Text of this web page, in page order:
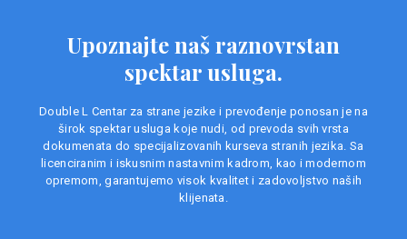
Upoznajte naš raznovrstan
spektar usluga.
Double L Centar za strane jezike i prevođenje ponosan je na
širok spektar usluga koje nudi, od prevoda svih vrsta
dokumenata do specijalizovanih kurseva stranih jezika. Sa
licenciranim i iskusnim nastavnim kadrom, kao i modernom
opremom, garantujemo visok kvalitet i zadovoljstvo naših
klijenata.